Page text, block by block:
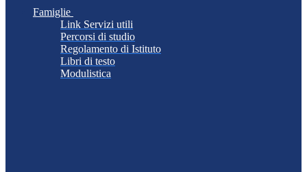
Famiglie
Link Servizi utili
Percorsi di studio
Regolamento di Istituto
Libri di testo
Modulistica